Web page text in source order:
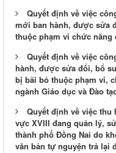
Quyết định về việc
mới ban hành, được sửa
thuộc phạm vi chức năng
Quyết định về việc
hành, được sửa đổi, bổ
bị bãi bỏ thuộc phạm vi,
ngành Giáo dục và Đào
Quyết định về việc thu
vực XVIII đang quản lý,
thành phố Đồng Nai do
văn bản tự nguyện trả lại